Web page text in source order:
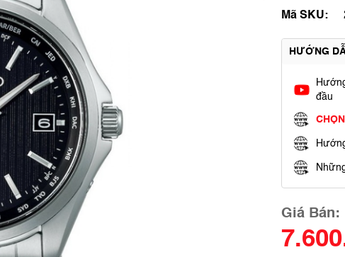
Mã SKU:
HƯỚNG
đầu
Giá Bán: